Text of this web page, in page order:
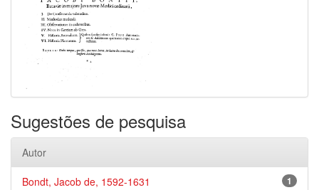
Sugestões de pesquisa
Autor
1
Bondt, Jacob de, 1592-1631